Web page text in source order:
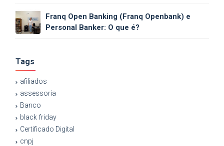
Franq Open Banking (Franq Openbank) e
Personal Banker: O que é?
Tags
afiliados
assessoria
Banco
black friday
Certificado Digital
cnpj